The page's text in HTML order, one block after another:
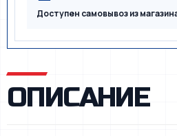
Доступен самовывоз из
ОПИСАНИЕ